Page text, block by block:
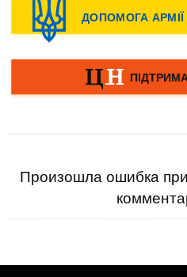
Произошла ошибка